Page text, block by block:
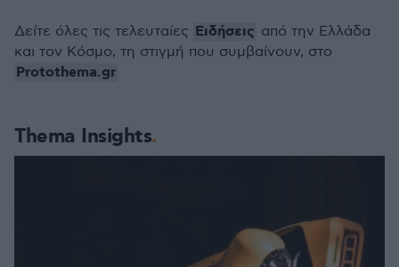
Thema Insights
Δείτε όλες τις τελευταίες Ειδήσεις από την Ελλάδα
και τον Κόσμο, τη στιγμή που συμβαίνουν, στο
Protothema.gr